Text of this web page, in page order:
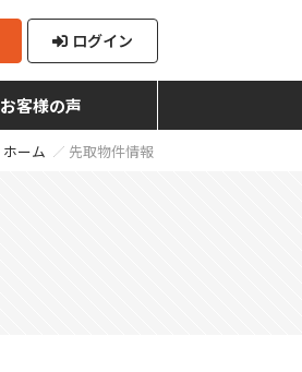
ログイン
お客様の声
ホーム 先取物件情報